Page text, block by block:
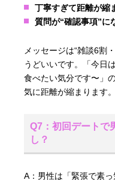
丁寧すぎて距離が縮
質問が“確認事項”に
メッセージは“雑談6割
うどいいです。「今日
食べたい気分です〜」
気に距離が縮まります。
Q7：初回デートで
し？
A：男性は「緊張で素